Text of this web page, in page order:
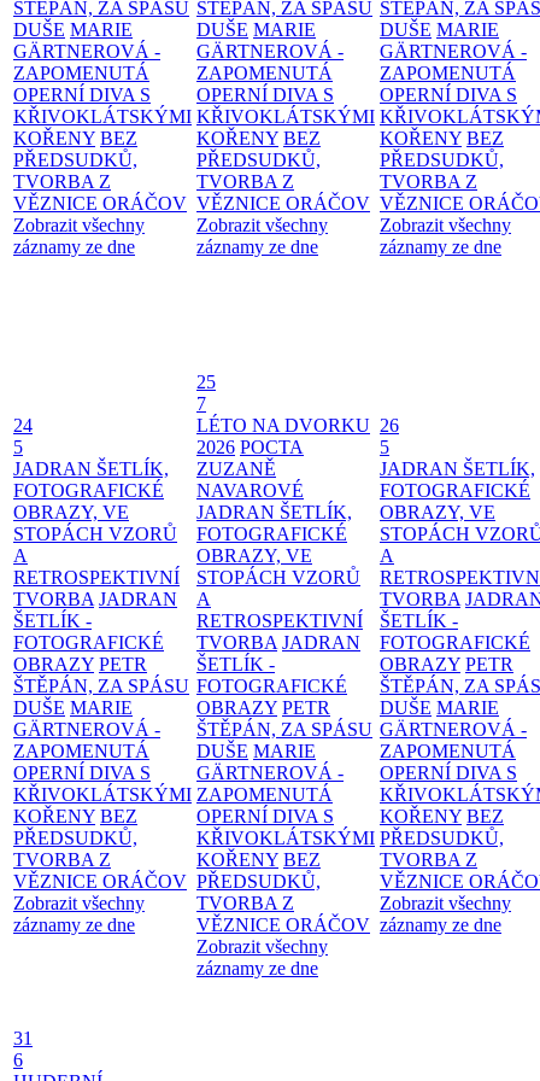
ŠTĚPÁN, ZA SPÁSU
DUŠE MARIE
GÄRTNEROVÁ -
ZAPOMENUTÁ
OPERNÍ DIVA S
KŘIVOKLÁTSKÝMI
KOŘENY BEZ
PŘEDSUDKŮ,
TVORBA Z
VĚZNICE ORÁČOV
Zobrazit všechny
záznamy ze dne
ŠTĚPÁN, ZA SPÁSU
DUŠE MARIE
GÄRTNEROVÁ -
ZAPOMENUTÁ
OPERNÍ DIVA S
KŘIVOKLÁTSKÝMI
KOŘENY BEZ
PŘEDSUDKŮ,
TVORBA Z
VĚZNICE ORÁČOV
Zobrazit všechny
záznamy ze dne
ŠTĚPÁN, ZA
DUŠE MARIE
GÄRTNEROVÁ -
ZAPOMENUTÁ
OPERNÍ DIVA S
KOŘENY BEZ
PŘEDSUDKŮ,
TVORBA Z
VĚZNICE
Zobrazit všechny
záznamy ze dne
24
5
JADRAN ŠETLÍK,
FOTOGRAFICKÉ
OBRAZY, VE
STOPÁCH VZORŮ
A
RETROSPEKTIVNÍ
TVORBA JADRAN
ŠETLÍK -
FOTOGRAFICKÉ
OBRAZY PETR
ŠTĚPÁN, ZA SPÁSU
DUŠE MARIE
GÄRTNEROVÁ -
ZAPOMENUTÁ
OPERNÍ DIVA S
KŘIVOKLÁTSKÝMI
KOŘENY BEZ
PŘEDSUDKŮ,
TVORBA Z
VĚZNICE ORÁČOV
Zobrazit všechny
záznamy ze dne
25
7
LÉTO NA DVORKU
2026 POCTA
ZUZANĚ
NAVAROVÉ
JADRAN ŠETLÍK,
FOTOGRAFICKÉ
OBRAZY, VE
STOPÁCH VZORŮ
A
RETROSPEKTIVNÍ
TVORBA JADRAN
ŠETLÍK -
FOTOGRAFICKÉ
OBRAZY PETR
ŠTĚPÁN, ZA SPÁSU
DUŠE MARIE
GÄRTNEROVÁ -
ZAPOMENUTÁ
OPERNÍ DIVA S
KŘIVOKLÁTSKÝMI
KOŘENY BEZ
PŘEDSUDKŮ,
TVORBA Z
VĚZNICE ORÁČOV
Zobrazit všechny
záznamy ze dne
26
5
JADRAN ŠETLÍK,
FOTOGRAFICKÉ
OBRAZY, VE
STOPÁCH
A
TVORBA
ŠETLÍK -
FOTOGRAFICKÉ
OBRAZY PETR
ŠTĚPÁN, ZA
DUŠE MARIE
GÄRTNEROVÁ -
ZAPOMENUTÁ
OPERNÍ DIVA S
KOŘENY BEZ
PŘEDSUDKŮ,
TVORBA Z
VĚZNICE
Zobrazit všechny
záznamy ze dne
31
6